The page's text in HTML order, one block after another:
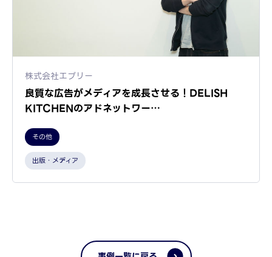
株式会社エブリー
良質な広告がメディアを成長させる！DELISH
KITCHENのアドネットワー…
その他
出版・メディア